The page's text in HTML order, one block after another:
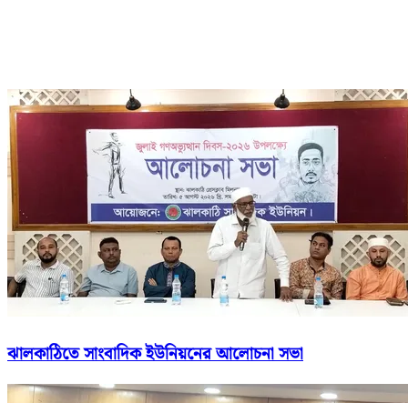
ঝালকাঠিতে সাংবাদিক ইউনিয়নের আলোচনা সভা